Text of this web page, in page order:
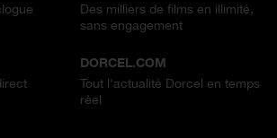
Des milliers de films en illimité,
sans engagement
DORCEL.COM
Tout l'actualité Dorcel en temps
réel